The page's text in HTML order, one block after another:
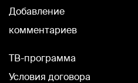
Добавление
комментариев
TВ-программа
Условия договора